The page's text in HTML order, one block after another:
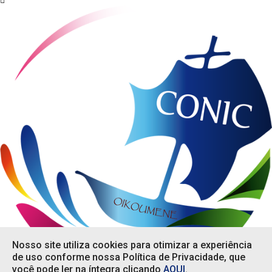
Nosso site utiliza cookies para otimizar a experiência
de uso conforme nossa Política de Privacidade, que
você pode ler na íntegra clicando AQUI.